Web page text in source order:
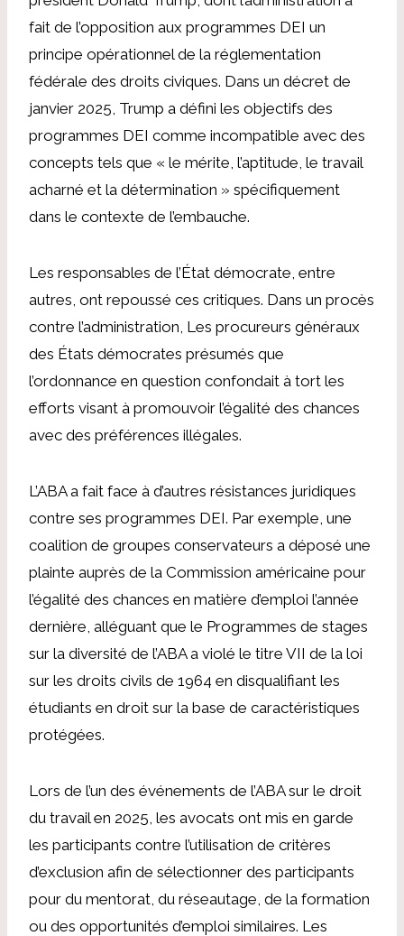
fait de l’opposition aux programmes DEI un
principe opérationnel de la réglementation
fédérale des droits civiques. Dans un décret de
janvier 2025, Trump a défini les objectifs des
programmes DEI comme incompatible avec des
concepts tels que « le mérite, l’aptitude, le travail
acharné et la détermination » spécifiquement
dans le contexte de l’embauche.
Les responsables de l’État démocrate, entre
autres, ont repoussé ces critiques. Dans un procès
contre l’administration, Les procureurs généraux
des États démocrates présumés que
l’ordonnance en question confondait à tort les
efforts visant à promouvoir l’égalité des chances
avec des préférences illégales.
L’ABA a fait face à d’autres résistances juridiques
contre ses programmes DEI. Par exemple, une
coalition de groupes conservateurs a déposé une
plainte auprès de la Commission américaine pour
l’égalité des chances en matière d’emploi l’année
dernière, alléguant que le Programmes de stages
sur la diversité de l’ABAa violé le titre VII de la loi
sur les droits civils de 1964 en disqualifiant les
étudiants en droit sur la base de caractéristiques
protégées.
Lors de l’un des événements de l’ABA sur le droit
du travail en 2025, les avocats ont mis en garde
les participants contre l’utilisation de critères
d’exclusion afin de sélectionner des participants
pour du mentorat, du réseautage, de la formation
ou des opportunités d’emploi similaires. Les